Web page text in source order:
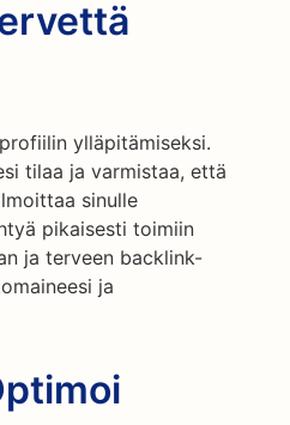
ylläpitämiseksi.
tilaa ja varmistaa, että
sinulle
pikaisesti toimiin
ja terveen backlink-
ja